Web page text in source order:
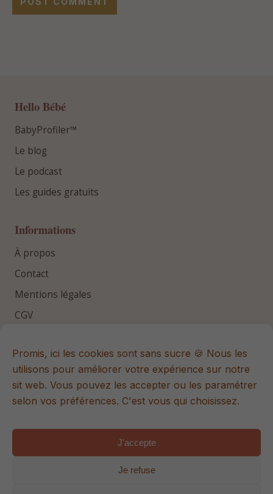
Promis, ici les cookies sont sans sucre 🍪 Nous les
utilisons pour améliorer votre expérience sur notre
sit web. Vous pouvez les accepter ou les paramétrer
selon vos préférences. C'est vous qui choisissez.
J'accepte
Je refuse
Hello Bébé
BabyProfiler™
Le blog
Le podcast
Les guides gratuits
Informations
À propos
Contact
Mentions légales
CGV
Repères essentiels
Rejoins la newsletter Hello Bébé pour recevoir des
nouveautés.